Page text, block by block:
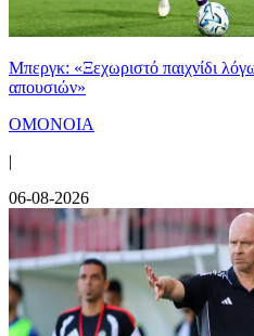
Μπεργκ: «Ξεχωριστό παιχνίδι
απουσιών»
ΟΜΟΝΟΙΑ
|
06-08-2026